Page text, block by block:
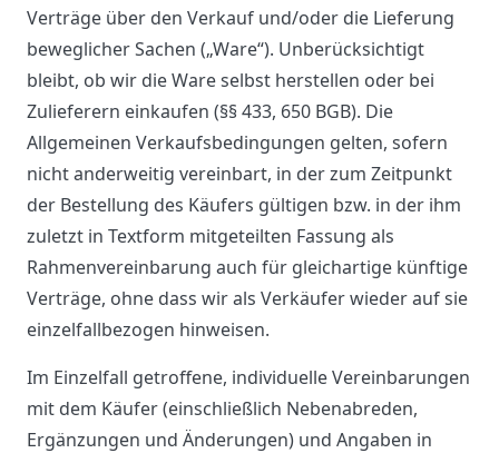
Verträge über den Verkauf und/oder die Lieferung
beweglicher Sachen („Ware“). Unberücksichtigt
bleibt, ob wir die Ware selbst herstellen oder bei
Zulieferern einkaufen (§§ 433, 650 BGB). Die
Allgemeinen Verkaufsbedingungen gelten, sofern
nicht anderweitig vereinbart, in der zum Zeitpunkt
der Bestellung des Käufers gültigen bzw. in der ihm
zuletzt in Textform mitgeteilten Fassung als
Rahmenvereinbarung auch für gleichartige künftige
Verträge, ohne dass wir als Verkäufer wieder auf sie
einzelfallbezogen hinweisen.
Im Einzelfall getroffene, individuelle Vereinbarungen
mit dem Käufer (einschließlich Nebenabreden,
Ergänzungen und Änderungen) und Angaben in